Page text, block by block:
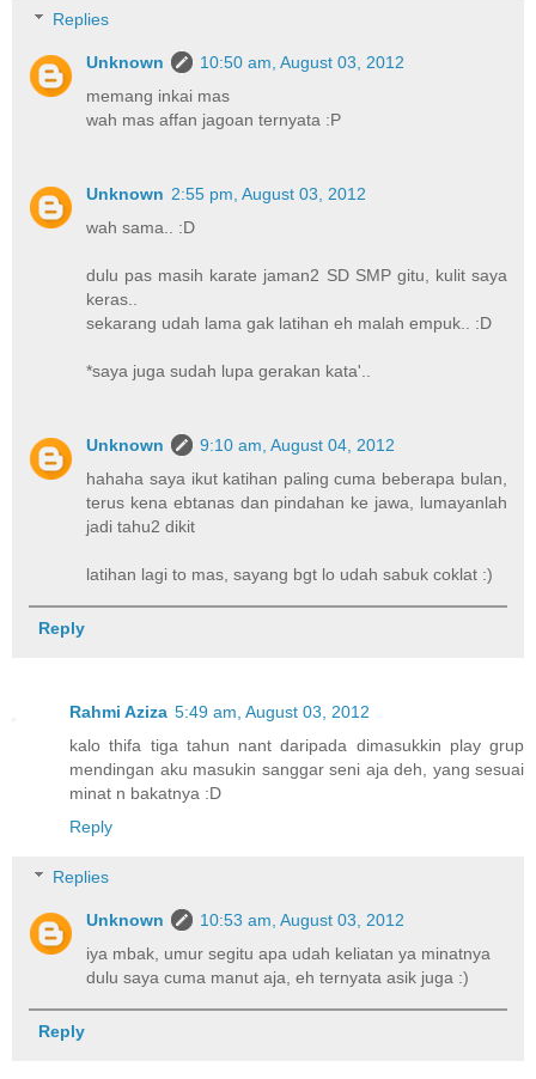
Replies
Unknown
10:50 am, August 03, 2012
memang inkai mas
wah mas affan jagoan ternyata :P
Unknown 2:55 pm, August 03, 2012
wah sama.. :D
dulu pas masih karate jaman2 SD SMP gitu, kulit saya
keras..
sekarang udah lama gak latihan eh malah empuk.. :D
*saya juga sudah lupa gerakan kata'..
Unknown
9:10 am, August 04, 2012
hahaha saya ikut katihan paling cuma beberapa bulan,
terus kena ebtanas dan pindahan ke jawa, lumayanlah
jadi tahu2 dikit
latihan lagi to mas, sayang bgt lo udah sabuk coklat :)
Reply
Rahmi Aziza 5:49 am, August 03, 2012
kalo thifa tiga tahun nant daripada dimasukkin play grup
mendingan aku masukin sanggar seni aja deh, yang sesuai
minat n bakatnya :D
Reply
Replies
Unknown
10:53 am, August 03, 2012
iya mbak, umur segitu apa udah keliatan ya minatnya
dulu saya cuma manut aja, eh ternyata asik juga :)
Reply